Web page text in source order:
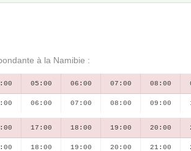
à la Namibie :
05:00 06:00 07:00 08:00
06:00 07:00 08:00 09:00
17:00 18:00 19:00 20:00
18:00 19:00 20:00 21:00